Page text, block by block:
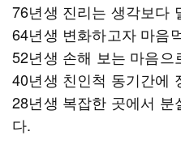
76년생 진리는 생각보다
64년생 변화하고자 마음
52년생 손해 보는 마음
40년생 친인척 동기간에
28년생 복잡한 곳에서 분
다.